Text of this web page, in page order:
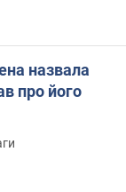
назвала
про його